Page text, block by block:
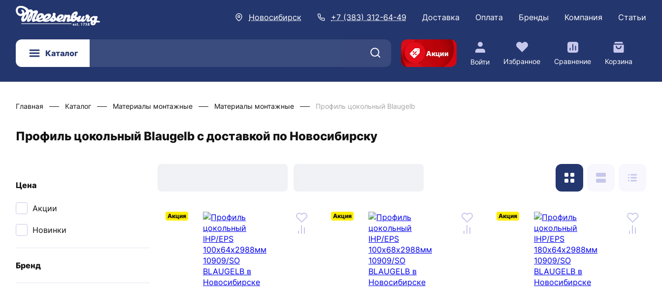
Новосибирск +7 (383) 312-64-49 Доставка Оплата Бренды Компания Статьи
Каталог
Акции
Войти
Избранное Сравнение Корзина
Главная Каталог Материалы монтажные Материалы монтажные Профиль цокольный Blaugelb
Профиль цокольный Blaugelb с доставкой по Новосибирску
Цена
Акции
Новинки
Бренд
Акция Акция Акция